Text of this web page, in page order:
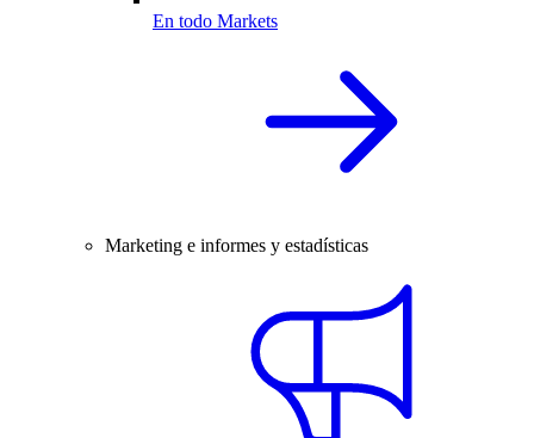
En todo Markets
Marketing e informes y estadísticas